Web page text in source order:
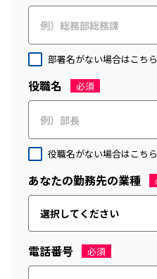
部署名がない場合はこち
役職名 必須
役職名がない場合はこち
あなたの勤務先の業種
電話番号 必須